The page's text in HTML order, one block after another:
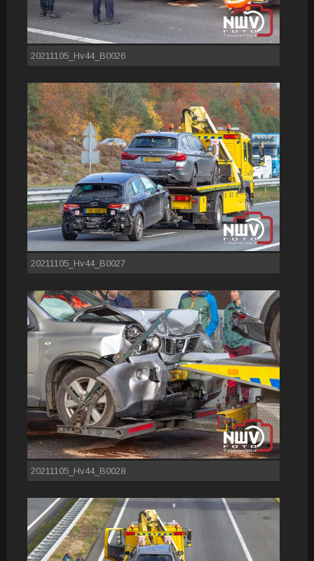
20211105_Hv44_B0026
20211105_Hv44_B0027
20211105_Hv44_B0028